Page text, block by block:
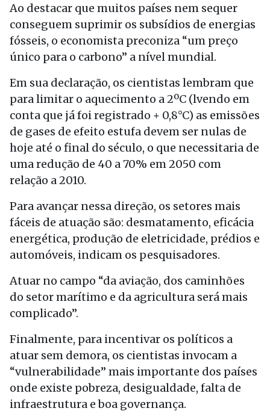
Ao destacar que muitos países nem sequer
conseguem suprimir os subsídios de energias
fósseis, o economista preconiza “um preço
único para o carbono” a nível mundial.
Em sua declaração, os cientistas lembram que
para limitar o aquecimento a 2ºC (lvendo em
conta que já foi registrado + 0,8°C) as emissões
de gases de efeito estufa devem ser nulas de
hoje até o final do século, o que necessitaria de
uma redução de 40 a 70% em 2050 com
relação a 2010.
Para avançar nessa direção, os setores mais
fáceis de atuação são: desmatamento, eficácia
energética, produção de eletricidade, prédios e
automóveis, indicam os pesquisadores.
Atuar no campo “da aviação, dos caminhões
do setor marítimo e da agricultura será mais
complicado”.
Finalmente, para incentivar os políticos a
atuar sem demora, os cientistas invocam a
“vulnerabilidade” mais importante dos países
onde existe pobreza, desigualdade, falta de
infraestrutura e boa governança.